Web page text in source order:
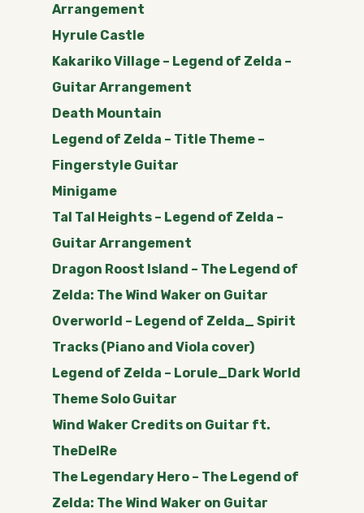
Arrangement
Hyrule Castle
Kakariko Village – Legend of Zelda –
Guitar Arrangement
Death Mountain
Legend of Zelda – Title Theme –
Fingerstyle Guitar
Minigame
Tal Tal Heights – Legend of Zelda –
Guitar Arrangement
Dragon Roost Island – The Legend of
Zelda: The Wind Waker on Guitar
Overworld – Legend of Zelda_ Spirit
Tracks (Piano and Viola cover)
Legend of Zelda – Lorule_Dark World
Theme Solo Guitar
Wind Waker Credits on Guitar ft.
TheDelRe
The Legendary Hero – The Legend of
Zelda: The Wind Waker on Guitar